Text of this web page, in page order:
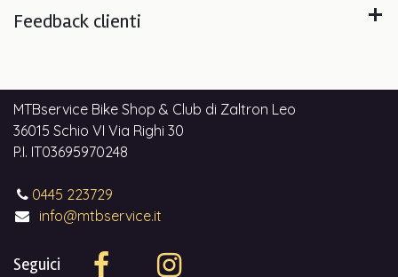
Feedback clienti
MTBservice Bike Shop & Club di Zaltron Leo
36015 Schio VI Via Righi 30
P.I. IT03695970248
0445 223729
info@mtbservice.it
Seguici